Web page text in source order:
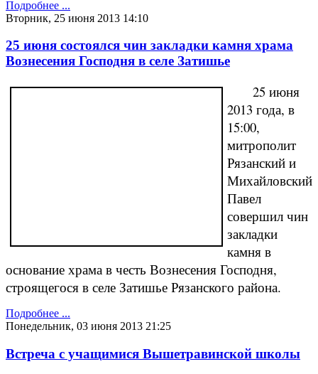
Подробнее ...
Вторник, 25 июня 2013 14:10
25 июня состоялся чин закладки камня храма
Вознесения Господня в селе Затишье
25 июня
2013 года, в
15:00,
митрополит
Рязанский и
Михайловский
Павел
совершил чин
закладки
камня в
основание храма в честь Вознесения Господня,
строящегося в селе Затишье Рязанского района.
Подробнее ...
Понедельник, 03 июня 2013 21:25
Встреча с учащимися Вышетравинской школы